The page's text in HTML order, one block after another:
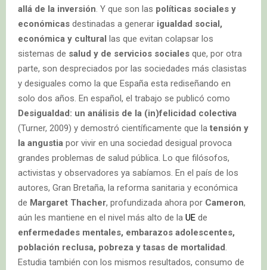
allá de la inversión. Y que son las políticas sociales y
económicas destinadas a generar igualdad social,
económica y cultural las que evitan colapsar los
sistemas de salud y de servicios sociales que, por otra
parte, son despreciados por las sociedades más clasistas
y desiguales como la que España esta rediseñando en
solo dos años. En español, el trabajo se publicó como
Desigualdad: un análisis de la (in)felicidad colectiva
(Turner, 2009) y demostró científicamente que la tensión y
la angustia por vivir en una sociedad desigual provoca
grandes problemas de salud pública. Lo que filósofos,
activistas y observadores ya sabíamos. En el país de los
autores, Gran Bretaña, la reforma sanitaria y económica
de Margaret Thacher, profundizada ahora por Cameron,
aún les mantiene en el nivel más alto de la UE de
enfermedades mentales, embarazos adolescentes,
población reclusa, pobreza y tasas de mortalidad.
Estudia también con los mismos resultados, consumo de